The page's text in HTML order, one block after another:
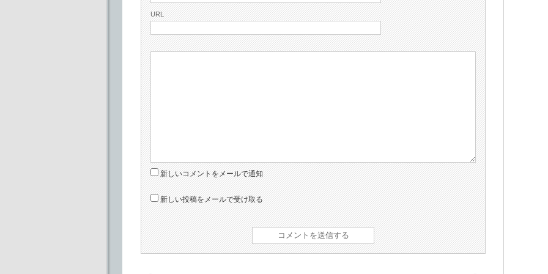
URL
新しいコメントをメールで通知
新しい投稿をメールで受け取る